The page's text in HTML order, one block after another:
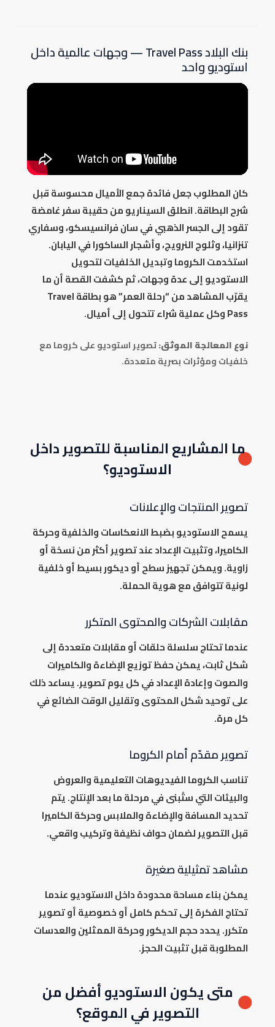
بنك البلاد Travel Pass — وجهات عالمية داخل
استوديو واحد
كان المطلوب جعل فائدة جمع الأميال محسوسة قبل
شرح البطاقة. انطلق السيناريو من حقيبة سفر غامضة
تقود إلى الجسر الذهبي في سان فرانسيسكو، وسفاري
تنزانيا، وثلوج النرويج، وأشجار الساكورا في اليابان.
استخدمت الكروما وتبديل الخلفيات لتحويل
الاستوديو إلى عدة وجهات، ثم كشفت القصة أن ما
يقرّب المشاهد من “رحلة العمر” هو بطاقة Travel
Pass وكل عملية شراء تتحول إلى أميال.
نوع المعالجة الموثق:تصوير استوديو على كروما مع
خلفيات ومؤثرات بصرية متعددة.
ما المشاريع المناسبة للتصوير داخل
الاستوديو؟
تصوير المنتجات والإعلانات
يسمح الاستوديو بضبط الانعكاسات والخلفية وحركة
الكاميرا، وتثبيت الإعداد عند تصوير أكثر من نسخة أو
زاوية. ويمكن تجهيز سطح أو ديكور بسيط أو خلفية
لونية تتوافق مع هوية الحملة.
مقابلات الشركات والمحتوى المتكرر
عندما تحتاج سلسلة حلقات أو مقابلات متعددة إلى
شكل ثابت، يمكن حفظ توزيع الإضاءة والكاميرات
والصوت وإعادة الإعداد في كل يوم تصوير. يساعد ذلك
على توحيد شكل المحتوى وتقليل الوقت الضائع في
كل مرة.
تصوير مقدّم أمام الكروما
تناسب الكروما الفيديوهات التعليمية والعروض
والبيئات التي ستُبنى في مرحلة ما بعد الإنتاج. يتم
تحديد المسافة والإضاءة والملابس وحركة الكاميرا
قبل التصوير لضمان حواف نظيفة وتركيب واقعي.
مشاهد تمثيلية صغيرة
يمكن بناء مساحة محدودة داخل الاستوديو عندما
تحتاج الفكرة إلى تحكم كامل أو خصوصية أو تصوير
متكرر. يحدد حجم الديكور وحركة الممثلين والعدسات
المطلوبة قبل تثبيت الحجز.
متى يكون الاستوديو أفضل من
التصوير في الموقع؟